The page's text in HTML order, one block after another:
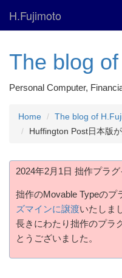
H.Fujimoto
The blog
Personal Computer,
Home
The blog of
Huffington Post日本版
2024年2月1日 拙作プラ
拙作のMovable Typeのプ
ズマインに譲渡いたしま
長きにわたり拙作のプラ
とうございました。